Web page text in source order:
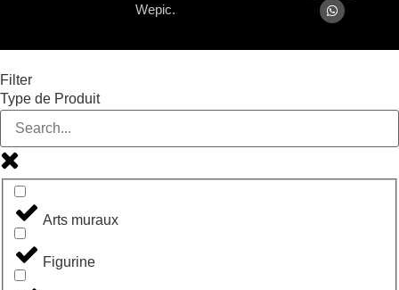
Wepic.
Filter
Type de Produit
Arts muraux
Figurine